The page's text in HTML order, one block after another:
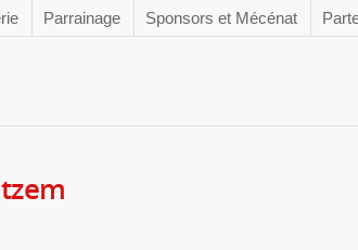
Parrainage Sponsors et Mécénat